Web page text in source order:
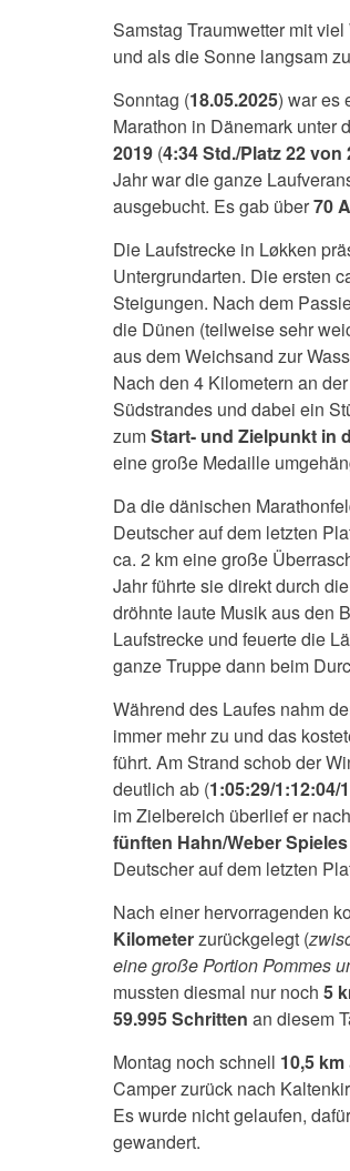
Samstag Traumwetter mit
und als die Sonne langsam
Sonntag (18.05.2025) war es
Marathon in Dänemark unter
2019 (4:34 Std./Platz 22 von
Jahr war die ganze
ausgebucht. Es gab über70
Die Laufstrecke in Løkken
Untergrundarten. Die ersten
Steigungen. Nach dem
die Dünen (teilweise sehr
aus dem Weichsand zur
Nach den 4 Kilometern an
Südstrandes und dabei ein
zumStart- und Zielpunkt in
eine große Medaille
Da die dänischen
Deutscher auf dem letzten
ca. 2 km eine große
Jahr führte sie direkt durch
dröhnte laute Musik aus den
Laufstrecke und feuerte die
ganze Truppe dann beim
Während des Laufes nahm
immer mehr zu und das
führt. Am Strand schob der
deutlich ab (1:05:29/1:12:04/
im Zielbereich überlief er
fünften Hahn/Weber Spieles
Deutscher auf dem letzten
Nach einer hervorragenden
Kilometerzurückgelegt (
eine große Portion Pommes
mussten diesmal nur noch 5
59.995 Schritten an diesem
Montag noch schnell 10,5 km
Camper zurück nach
Es wurde nicht gelaufen,
gewandert.